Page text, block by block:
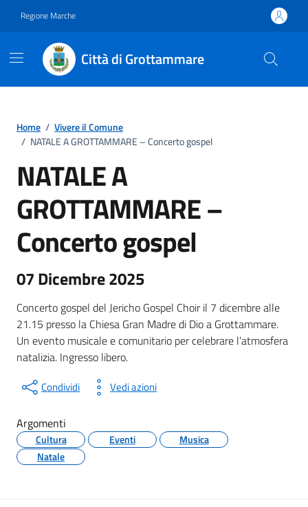
Regione Marche
Città di Grottammare
Home / Vivere il Comune
/ NATALE A GROTTAMMARE – Concerto gospel
NATALE A
GROTTAMMARE –
Concerto gospel
07 Dicembre 2025
Concerto gospel del Jericho Gospel Choir il 7 dicembre alle
21.15 presso la Chiesa Gran Madre di Dio a Grottammare.
Un evento musicale e comunitario per celebrare l’atmosfera
natalizia. Ingresso libero.
Condividi Vedi azioni
Argomenti
Cultura Eventi
Musica
Natale